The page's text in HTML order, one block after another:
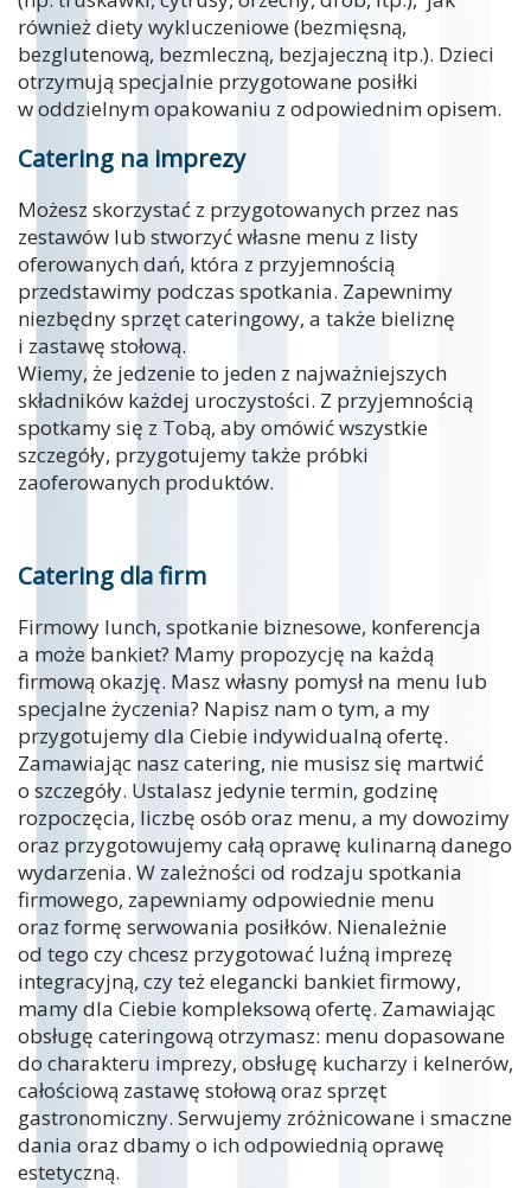
również diety wykluczeniowe (bezmięsną,
bezglutenową, bezmleczną, bezjajeczną itp.). Dzieci
otrzymują specjalnie przygotowane posiłki
w oddzielnym opakowaniu z odpowiednim opisem.
Catering na imprezy
Możesz skorzystać z przygotowanych przez nas
zestawów lub stworzyć własne menu z listy
oferowanych dań, która z przyjemnością
przedstawimy podczas spotkania. Zapewnimy
niezbędny sprzęt cateringowy, a także bieliznę
i zastawę stołową.
Wiemy, że jedzenie to jeden z najważniejszych
składników każdej uroczystości. Z przyjemnością
spotkamy się z Tobą, aby omówić wszystkie
szczegóły, przygotujemy także próbki
zaoferowanych produktów.
Catering dla firm
Firmowy lunch, spotkanie biznesowe, konferencja
a może bankiet? Mamy propozycję na każdą
firmową okazję. Masz własny pomysł na menu lub
specjalne życzenia? Napisz nam o tym, a my
przygotujemy dla Ciebie indywidualną ofertę.
Zamawiając nasz catering, nie musisz się martwić
o szczegóły. Ustalasz jedynie termin, godzinę
rozpoczęcia, liczbę osób oraz menu, a my dowozimy
oraz przygotowujemy całą oprawę kulinarną danego
wydarzenia. W zależności od rodzaju spotkania
firmowego, zapewniamy odpowiednie menu
oraz formę serwowania posiłków. Nienależnie
od tego czy chcesz przygotować luźną imprezę
integracyjną, czy też elegancki bankiet firmowy,
mamy dla Ciebie kompleksową ofertę. Zamawiając
obsługę cateringową otrzymasz: menu dopasowane
do charakteru imprezy, obsługę kucharzy i kelnerów,
całościową zastawę stołową oraz sprzęt
gastronomiczny. Serwujemy zróżnicowane i smaczne
dania oraz dbamy o ich odpowiednią oprawę
estetyczną.